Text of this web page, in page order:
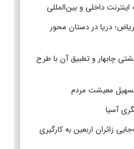
داخلی و بین‌المللی
دریا در دستان محور
چابهار و تطبیق آن با طرح
معیشت مردم
زائران اربعین به‌ کارگیری